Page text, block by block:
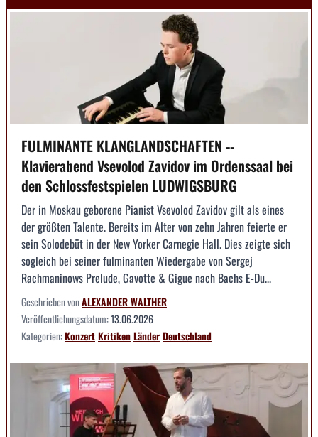
FULMINANTE KLANGLANDSCHAFTEN --
Klavierabend Vsevolod Zavidov im Ordenssaal bei
den Schlossfestspielen LUDWIGSBURG
Der in Moskau geborene Pianist Vsevolod Zavidov gilt als eines
der größten Talente. Bereits im Alter von zehn Jahren feierte er
sein Solodebüt in der New Yorker Carnegie Hall. Dies zeigte sich
sogleich bei seiner fulminanten Wiedergabe von Sergej
Rachmaninows Prelude, Gavotte & Gigue nach Bachs E-Du...
Geschrieben vonALEXANDER WALTHER
Veröffentlichungsdatum:13.06.2026
Kategorien:KonzertKritikenLänderDeutschland